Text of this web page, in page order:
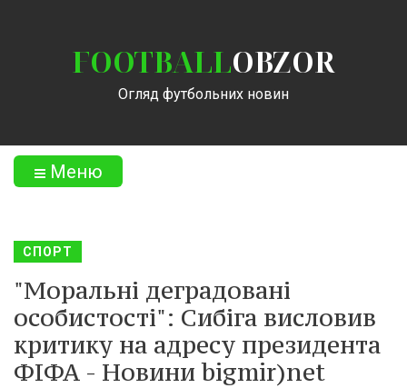
FOOTBALLOBZOR
Огляд футбольних новин
Меню
СПОРТ
"Моральні деградовані
особистості": Сибіга висловив
критику на адресу президента
ФІФА - Новини bigmir)net